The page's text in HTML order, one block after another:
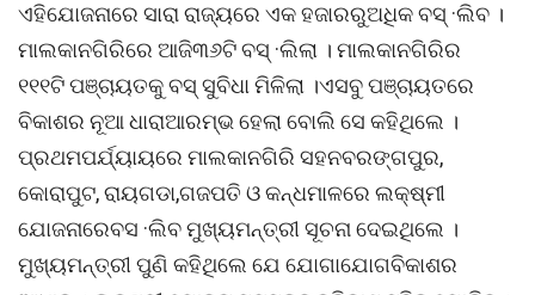
ଏହିଯୋଜନାରେ ସାରା ରାଜ୍ୟରେ ଏକ ହଜାରରୁଅଧିକ ବସ୍ ·ଲିବ ।
ମାଲକାନଗିରିରେ ଆଜି୩୬ଟି ବସ୍ ·ଲିଲା । ମାଲକାନଗିରିର
୧୧୧ଟି ପଞ୍ଚାୟତକୁ ବସ୍ ସୁବିଧା ମିଳିଲା ।ଏସବୁ ପଞ୍ଚାୟତରେ
ବିକାଶର ନୂଆ ଧାରାଆରମ୍ଭ ହେଲା ବୋଲି ସେ କହିଥିଲେ ।
ପ୍ରଥମପର୍ଯ୍ୟାୟରେ ମାଲକାନଗିରି ସହନବରଙ୍ଗପୁର,
କୋରାପୁଟ, ରାୟଗଡା,ଗଜପତି ଓ କନ୍ଧମାଳରେ ଲକ୍ଷ୍ମୀ
ଯୋଜନାରେବସ ·ଲିବ ମୁଖ୍ୟମନ୍ତ୍ରୀ ସୂଚନା ଦେଇଥିଲେ ।
ମୁଖ୍ୟମନ୍ତ୍ରୀ ପୁଣି କହିଥିଲେ ଯେ ଯୋଗାଯୋଗବିକାଶର